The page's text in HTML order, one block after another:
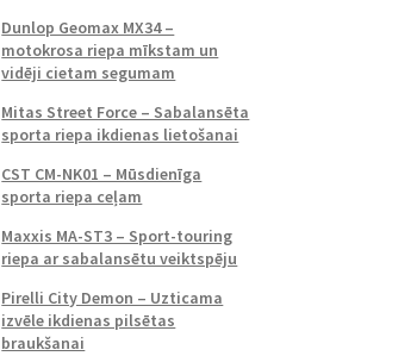
Dunlop Geomax MX34 –
motokrosa riepa mīkstam un
vidēji cietam segumam
Mitas Street Force – Sabalansēta
sporta riepa ikdienas lietošanai
CST CM-NK01 – Mūsdienīga
sporta riepa ceļam
Maxxis MA-ST3 – Sport-touring
riepa ar sabalansētu veiktspēju
Pirelli City Demon – Uzticama
izvēle ikdienas pilsētas
braukšanai